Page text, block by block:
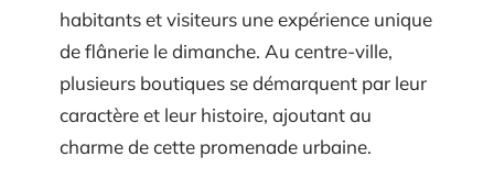
habitants et visiteurs une expérience unique
de flânerie le dimanche. Au centre-ville,
plusieurs boutiques se démarquent par leur
caractère et leur histoire, ajoutant au
charme de cette promenade urbaine.